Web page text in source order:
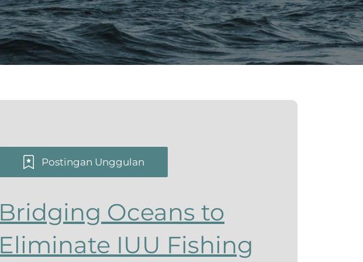
Postingan Unggulan
Bridging Oceans to
Eliminate IUU Fishing